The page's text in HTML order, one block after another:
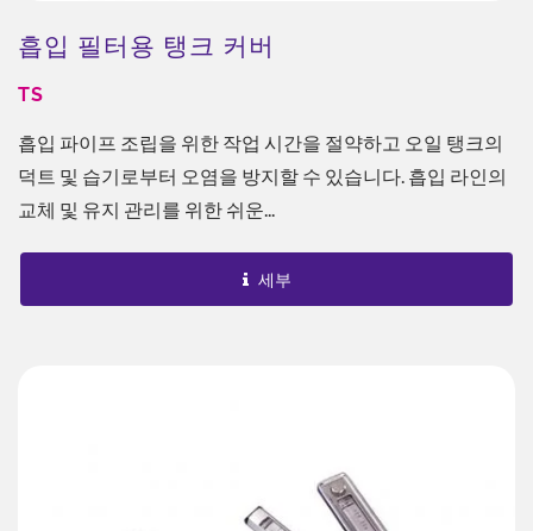
흡입 필터용 탱크 커버
TS
흡입 파이프 조립을 위한 작업 시간을 절약하고 오일 탱크의
덕트 및 습기로부터 오염을 방지할 수 있습니다. 흡입 라인의
교체 및 유지 관리를 위한 쉬운...
세부